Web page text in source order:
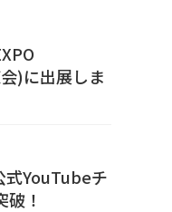
)に出展しま
式YouTubeチ
！